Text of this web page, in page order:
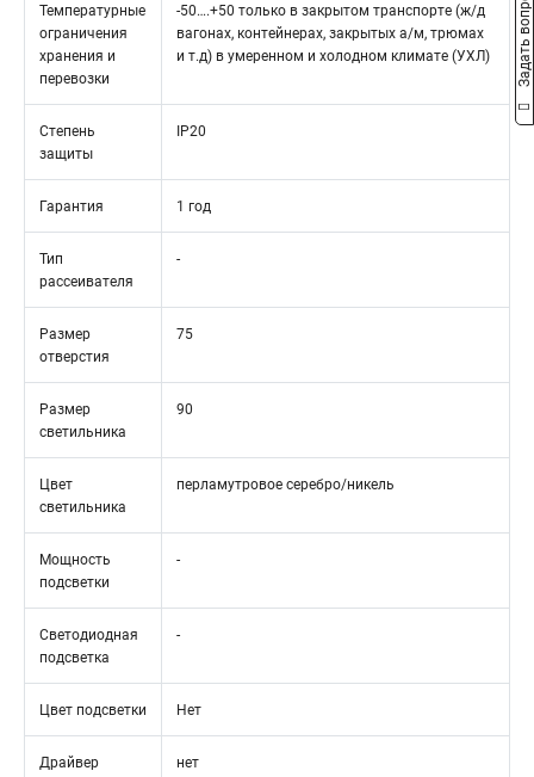
Температурные
ограничения
хранения и
перевозки
-50….+50 только в закрытом транспорте (ж/д
вагонах, контейнерах, закрытых а/м, трюмах
и т.д) в умеренном и холодном климате (УХЛ)
Степень
защиты
IP20
Гарантия 1 год
Тип
рассеивателя
-
Размер
отверстия
75
Размер
светильника
90
Цвет
светильника
перламутровое серебро/никель
Мощность
подсветки
-
Светодиодная
подсветка
-
Цвет подсветки Нет
Драйвер нет
Задать вопрос